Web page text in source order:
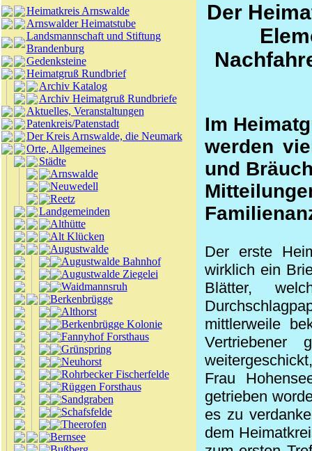
Heimatkreis Arnswalde
Arnswalder Heimatstube
Landsmannschaft und Stiftung
Brandenburg
Gedenksteine
Heimatgruß Rundbrief
Archiv Katalog
Archiv Heimatgruß Rundbriefe
Aktuelles, Veranstaltungen
Patenkreis/Patenstadt
Der Kreis Arnswalde, die Neumark
Orte, Allgemeines
Städte
Arnswalde
Neuwedell
Reetz
Landgemeinden
Althütte
Alt Klücken
Augustwalde
Augustwalde Bahnhof
Augustwalde Ziegelei
Waidmannsruh
Berkenbrügge
Althorst
Berkenbrügge Kolonie
Fannyhof Forsthaus
Grünspring
Neuhorst
Rohrbecker Fischerfelde
Rüggen Forsthaus
Sandgraben
Schafsfelde
Theerofen
Bernsee
Der
Im
werden
und
Der erste
wirklich ein
Blätter,
mittlerweile
Frau
getrieben
es zu
dem